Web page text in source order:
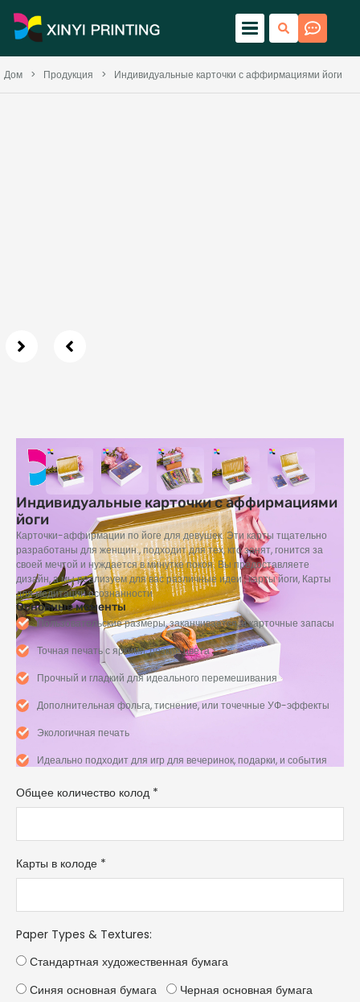
Дом > Продукция > Индивидуальные карточки с аффирмациями йоги
Индивидуальные карточки с аффирмациями
йоги
Карточки-аффирмации по йоге для девушек. Эти карты тщательно
разработаны для женщин., подходит для тех, кто занят, гонится за
своей мечтой и нуждается в минутке покоя. Вы предоставляете
дизайн, а мы реализуем для вас различные идеи., карты йоги, Карты
для медитации осознанности
Основные моменты
Пользовательские размеры, заканчивается, и карточные запасы
Точная печать с яркими, резкие цвета
Прочный и гладкий для идеального перемешивания
Дополнительная фольга, тиснение, или точечные УФ-эффекты
Экологичная печать
Идеально подходит для игр для вечеринок, подарки, и события
Общее количество колод *
Карты в колоде *
Paper Types & Textures:
Стандартная художественная бумага
Синяя основная бумага
Черная основная бумага